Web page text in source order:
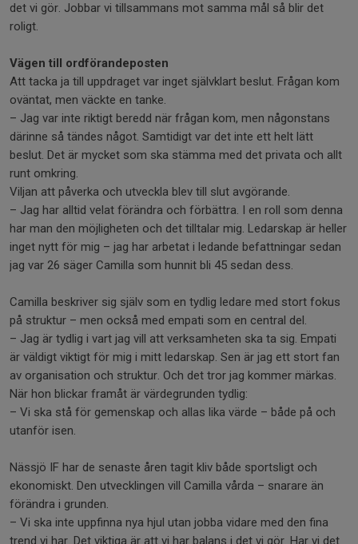
det vi gör. Jobbar vi tillsammans mot samma mål så blir det
roligt.
Vägen till ordförandeposten
Att tacka ja till uppdraget var inget självklart beslut. Frågan kom
oväntat, men väckte en tanke.
– Jag var inte riktigt beredd när frågan kom, men någonstans
därinne så tändes något. Samtidigt var det inte ett helt lätt
beslut. Det är mycket som ska stämma med det privata och allt
runt omkring.
Viljan att påverka och utveckla blev till slut avgörande.
– Jag har alltid velat förändra och förbättra. I en roll som denna
har man den möjligheten och det tilltalar mig. Ledarskap är heller
inget nytt för mig – jag har arbetat i ledande befattningar sedan
jag var 26 säger Camilla som hunnit bli 45 sedan dess.
Camilla beskriver sig själv som en tydlig ledare med stort fokus
på struktur – men också med empati som en central del.
– Jag är tydlig i vart jag vill att verksamheten ska ta sig. Empati
är väldigt viktigt för mig i mitt ledarskap. Sen är jag ett stort fan
av organisation och struktur. Och det tror jag kommer märkas.
När hon blickar framåt är värdegrunden tydlig:
– Vi ska stå för gemenskap och allas lika värde – både på och
utanför isen.
Nässjö IF har de senaste åren tagit kliv både sportsligt och
ekonomiskt. Den utvecklingen vill Camilla vårda – snarare än
förändra i grunden.
– Vi ska inte uppfinna nya hjul utan jobba vidare med den fina
trend vi har. Det viktiga är att vi har balans i det vi gör. Har vi det